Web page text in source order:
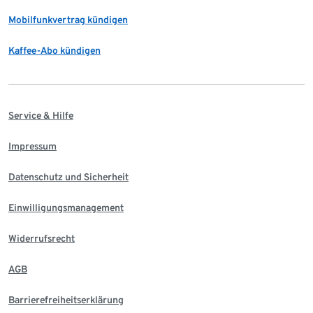
Mobilfunkvertrag kündigen
Kaffee-Abo kündigen
Service & Hilfe
Impressum
Datenschutz und Sicherheit
Einwilligungsmanagement
Widerrufsrecht
AGB
Barrierefreiheitserklärung